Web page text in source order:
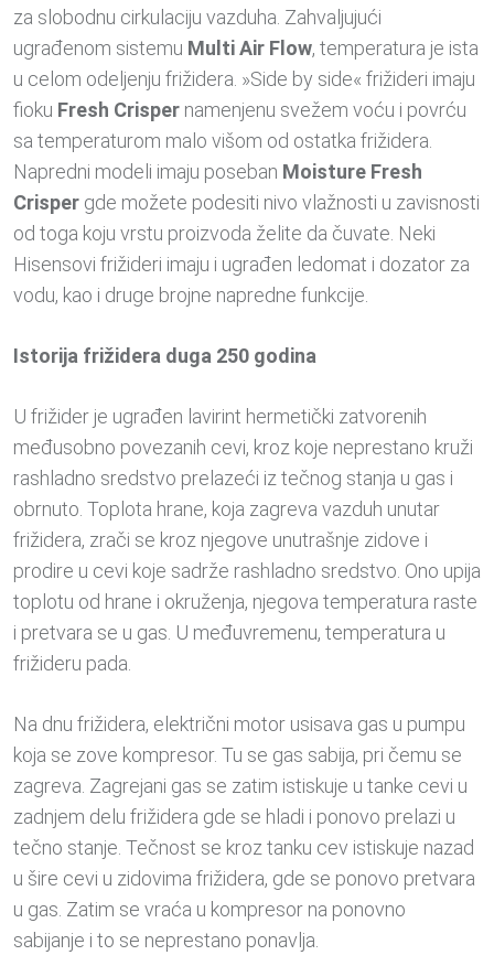
za slobodnu cirkulaciju vazduha. Zahvaljujući
ugrađenom sistemu Multi Air Flow, temperatura je ista
u celom odeljenju frižidera. »Side by side« frižideri imaju
fioku Fresh Crisper namenjenu svežem voću i povrću
sa temperaturom malo višom od ostatka frižidera.
Napredni modeli imaju poseban Moisture Fresh
Crisper gde možete podesiti nivo vlažnosti u zavisnosti
od toga koju vrstu proizvoda želite da čuvate. Neki
Hisensovi frižideri imaju i ugrađen ledomat i dozator za
vodu, kao i druge brojne napredne funkcije.
Istorija frižidera duga 250 godina
U frižider je ugrađen lavirint hermetički zatvorenih
međusobno povezanih cevi, kroz koje neprestano kruži
rashladno sredstvo prelazeći iz tečnog stanja u gas i
obrnuto. Toplota hrane, koja zagreva vazduh unutar
frižidera, zrači se kroz njegove unutrašnje zidove i
prodire u cevi koje sadrže rashladno sredstvo. Ono upija
toplotu od hrane i okruženja, njegova temperatura raste
i pretvara se u gas. U međuvremenu, temperatura u
frižideru pada.
Na dnu frižidera, električni motor usisava gas u pumpu
koja se zove kompresor. Tu se gas sabija, pri čemu se
zagreva. Zagrejani gas se zatim istiskuje u tanke cevi u
zadnjem delu frižidera gde se hladi i ponovo prelazi u
tečno stanje. Tečnost se kroz tanku cev istiskuje nazad
u šire cevi u zidovima frižidera, gde se ponovo pretvara
u gas. Zatim se vraća u kompresor na ponovno
sabijanje i to se neprestano ponavlja.